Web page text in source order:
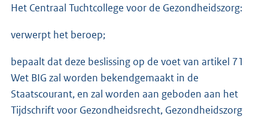
Het Centraal Tuchtcollege voor de Gezondheidszorg:
verwerpt het beroep;
bepaalt dat deze beslissing op de voet van artikel 71
Wet BIG zal worden bekendgemaakt in de
Staatscourant, en zal worden aan geboden aan het
Tijdschrift voor Gezondheidsrecht, Gezondheidszorg